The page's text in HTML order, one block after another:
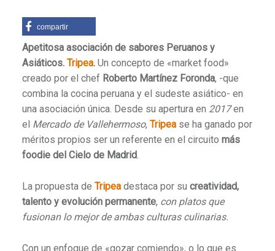
compartir
Apetitosa asociación de sabores Peruanos y
Asiáticos. Tripea.Un concepto de «market food»
creado por el chef Roberto Martínez Foronda, -que
combina la cocina peruana y el sudeste asiático- en
una asociación única. Desde su apertura en 2017en
el Mercado de Vallehermoso, Tripease ha ganado por
méritos propios ser un referente en el circuito más
foodie del Cielo de Madrid.
La propuesta de Tripeadestaca por su creatividad,
talento y evolución permanente, con platos que
fusionan lo mejor de ambas culturas culinarias.
Con un enfoque de «gozar comiendo», o lo que es